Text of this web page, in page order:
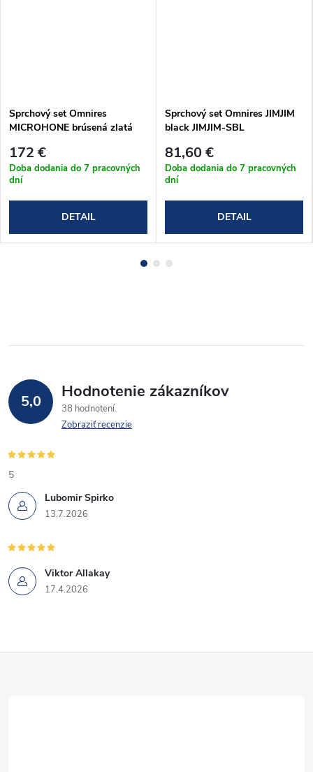
Sprchový set Omnires
MICROHONE brúsená zlatá
172 €
Doba dodania do 7 pracovných
dní
DETAIL
Sprchový set Omnires JIMJIM
black JIMJIM-SBL
81,60 €
Doba dodania do 7 pracovných
dní
DETAIL
5,0 Hodnotenie zákazníkov
38 hodnotení
Zobraziť recenzie
Lubomir Spirko
13.7.2026
5
Viktor Allakay
17.4.2026